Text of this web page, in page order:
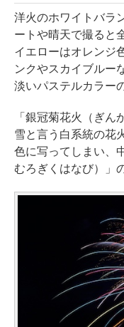
洋火のホワイトバラ
ートや晴天で撮ると
イエローはオレンジ
ンクやスカイブルー
淡いパステルカラー
「銀冠菊花火（ぎん
雪と言う白系統の花
色に写ってしまい、
むろぎくはなび）」